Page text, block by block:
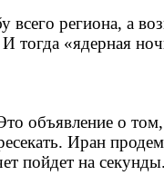
всего региона,
«ядерная
объявление о
Иран
пойдет на секунды.